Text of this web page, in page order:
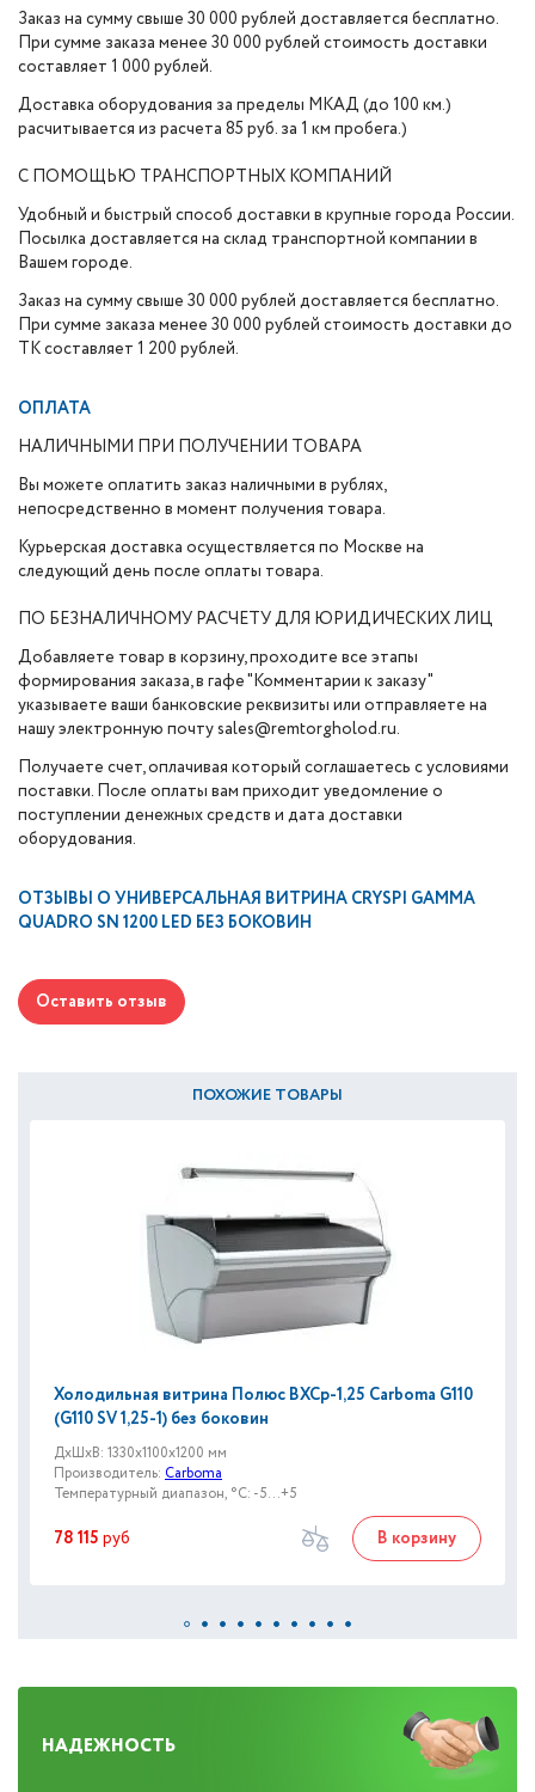
Заказ на сумму свыше 30 000 рублей доставляется бесплатно.
При сумме заказа менее 30 000 рублей стоимость доставки
составляет 1 000 рублей.
Доставка оборудования за пределы МКАД (до 100 км.)
расчитывается из расчета 85 руб. за 1 км пробега.)
С ПОМОЩЬЮ ТРАНСПОРТНЫХ КОМПАНИЙ
Удобный и быстрый способ доставки в крупные города России.
Посылка доставляется на склад транспортной компании в
Вашем городе.
Заказ на сумму свыше 30 000 рублей доставляется бесплатно.
При сумме заказа менее 30 000 рублей стоимость доставки до
ТК составляет 1 200 рублей.
ОПЛАТА
НАЛИЧНЫМИ ПРИ ПОЛУЧЕНИИ ТОВАРА
Вы можете оплатить заказ наличными в рублях,
непосредственно в момент получения товара.
Курьерская доставка осуществляется по Москве на
следующий день после оплаты товара.
ПО БЕЗНАЛИЧНОМУ РАСЧЕТУ ДЛЯ ЮРИДИЧЕСКИХ ЛИЦ
Добавляете товар в корзину, проходите все этапы
формирования заказа, в гафе "Комментарии к заказу"
указываете ваши банковские реквизиты или отправляете на
нашу электронную почту sales@remtorgholod.ru.
Получаете счет, оплачивая который соглашаетесь с условиями
поставки. После оплаты вам приходит уведомление о
поступлении денежных средств и дата доставки
оборудования.
ОТЗЫВЫ О УНИВЕРСАЛЬНАЯ ВИТРИНА CRYSPI GAMMA
QUADRO SN 1200 LED БЕЗ БОКОВИН
Оставить отзыв
ПОХОЖИЕ ТОВАРЫ
Холодильная витрина Полюс ВХСр-1,25 Сarboma G110
(G110 SV 1,25-1) без боковин
ДxШxВ: 1330x1100x1200 мм
Производитель: Carboma
Температурный диапазон, °C: -5...+5
78 115 руб В корзину
НАДЕЖНОСТЬ